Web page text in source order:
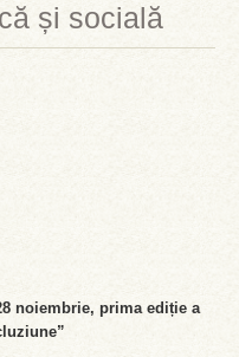
și socială
noiembrie, prima ediție a